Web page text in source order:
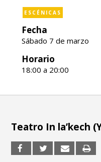
ESCÉNICAS
Fecha
Sábado 7 de marzo
Horario
18:00 a 20:00
Teatro In la’kech